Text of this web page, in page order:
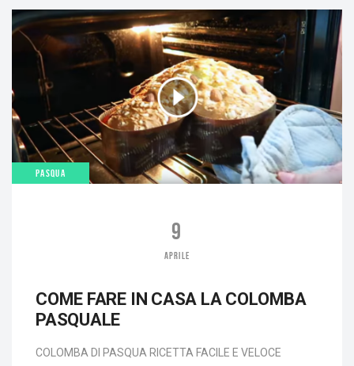
PASQUA
9
APRILE
COME FARE IN CASA LA COLOMBA
PASQUALE
COLOMBA DI PASQUA RICETTA FACILE E VELOCE